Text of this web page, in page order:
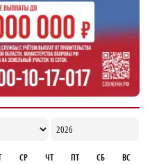
СР ЧТ ПТ СБ ВС